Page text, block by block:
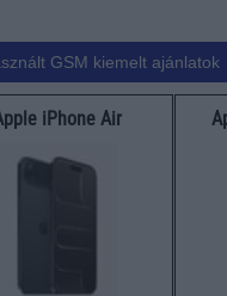
GSM kiemelt ajánlatok
iPhone Air